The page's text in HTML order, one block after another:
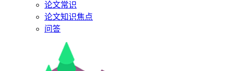
论文常识
论文知识焦点
问答